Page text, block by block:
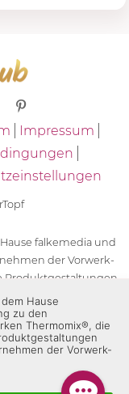
Impressum
falkemedia und
der Vorwerk-
Produktgestaltungen
der Unternehmen
die Zeichen TM5®,
des Thermomix®
Vorwerk-Gruppe
ist
Hause
zu den
Thermomix®, die
der Vorwerk-